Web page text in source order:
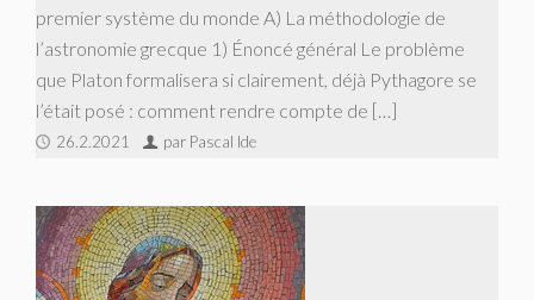
premier système du monde A) La méthodologie de
l’astronomie grecque 1) Énoncé général Le problème
que Platon formalisera si clairement, déjà Pythagore se
l’était posé : com­ment rendre compte de […]
26.2.2021 par Pascal Ide